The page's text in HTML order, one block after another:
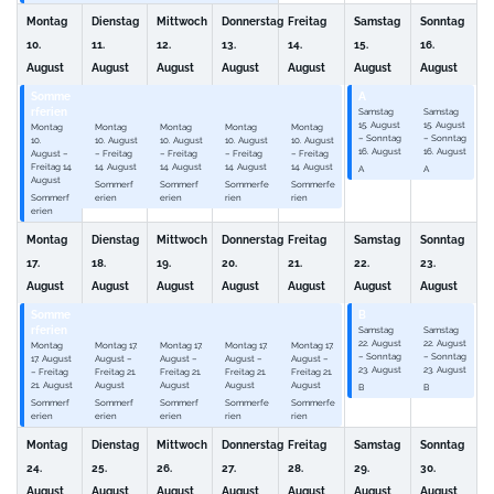
Montag
10.
August
Somme
rferien
Montag
10.
August –
Freitag 14.
August
Sommerf
erien
Dienstag
11.
August
Montag
10. August
– Freitag
14. August
Sommerf
erien
Mittwoch
12.
August
Montag
10. August
– Freitag
14. August
Sommerf
erien
Donnerstag
13.
August
Montag
10. August
– Freitag
14. August
Sommerfe
rien
Freitag
14.
August
Montag
10. August
– Freitag
14. August
Sommerfe
rien
Samstag
15.
August
A
Samstag
15. August
– Sonntag
16. August
A
Sonntag
16.
August
Samstag
15. August
– Sonntag
16. August
A
Montag
17.
August
Somme
rferien
Montag
17. August
– Freitag
21. August
Sommerf
erien
Dienstag
18.
August
Montag 17.
August –
Freitag 21.
August
Sommerf
erien
Mittwoch
19.
August
Montag 17.
August –
Freitag 21.
August
Sommerf
erien
Donnerstag
20.
August
Montag 17.
August –
Freitag 21.
August
Sommerfe
rien
Freitag
21.
August
Montag 17.
August –
Freitag 21.
August
Sommerfe
rien
Samstag
22.
August
B
Samstag
22. August
– Sonntag
23. August
B
Sonntag
23.
August
Samstag
22. August
– Sonntag
23. August
B
Montag
24.
August
Dienstag
25.
August
Mittwoch
26.
August
Donnerstag
27.
August
Freitag
28.
August
Samstag
29.
August
Sonntag
30.
August